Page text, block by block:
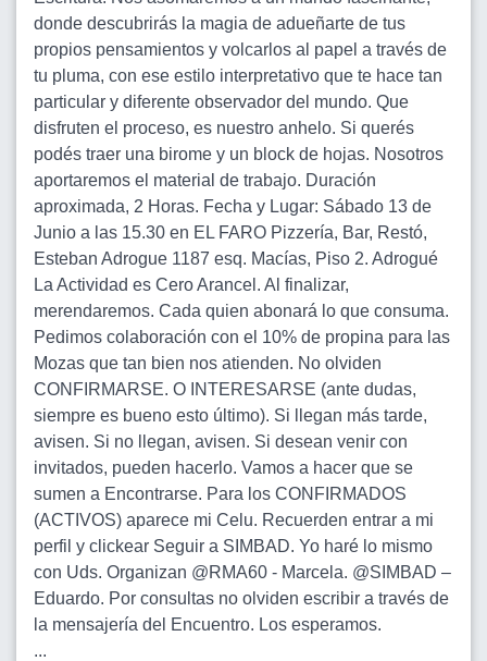
donde descubrirás la magia de adueñarte de tus
propios pensamientos y volcarlos al papel a través de
tu pluma, con ese estilo interpretativo que te hace tan
particular y diferente observador del mundo. Que
disfruten el proceso, es nuestro anhelo. Si querés
podés traer una birome y un block de hojas. Nosotros
aportaremos el material de trabajo. Duración
aproximada, 2 Horas. Fecha y Lugar: Sábado 13 de
Junio a las 15.30 en EL FARO Pizzería, Bar, Restó,
Esteban Adrogue 1187 esq. Macías, Piso 2. Adrogué
La Actividad es Cero Arancel. Al finalizar,
merendaremos. Cada quien abonará lo que consuma.
Pedimos colaboración con el 10% de propina para las
Mozas que tan bien nos atienden. No olviden
CONFIRMARSE. O INTERESARSE (ante dudas,
siempre es bueno esto último). Si llegan más tarde,
avisen. Si no llegan, avisen. Si desean venir con
invitados, pueden hacerlo. Vamos a hacer que se
sumen a Encontrarse. Para los CONFIRMADOS
(ACTIVOS) aparece mi Celu. Recuerden entrar a mi
perfil y clickear Seguir a SIMBAD. Yo haré lo mismo
con Uds. Organizan @RMA60 - Marcela. @SIMBAD –
Eduardo. Por consultas no olviden escribir a través de
la mensajería del Encuentro. Los esperamos.
...